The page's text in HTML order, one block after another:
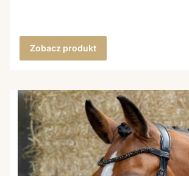
Zobacz produkt